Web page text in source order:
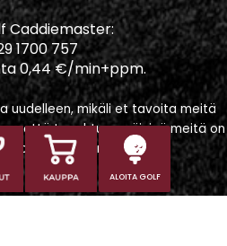
ALOITA GOLF
Caddiemaster:
1700 757
0,44 €/min+ppm.
uudelleen, mikäli et tavoita meitä
että tapahtumapäivinä meitä on
puhelimitse.
Niskaportti